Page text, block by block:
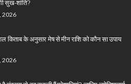
सुख-शांति?
2026
किताब के अनुसार मेष से मीन राशि को कौन सा उपाय
2026